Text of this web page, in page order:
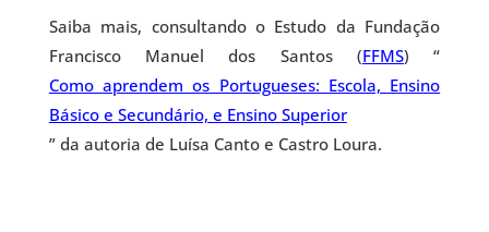
Saiba mais, consultando o Estudo da Fundação
Francisco Manuel dos Santos (FFMS) “
Como aprendem os Portugueses: Escola, Ensino
Básico e Secundário, e Ensino Superior
” da autoria de Luísa Canto e Castro Loura.